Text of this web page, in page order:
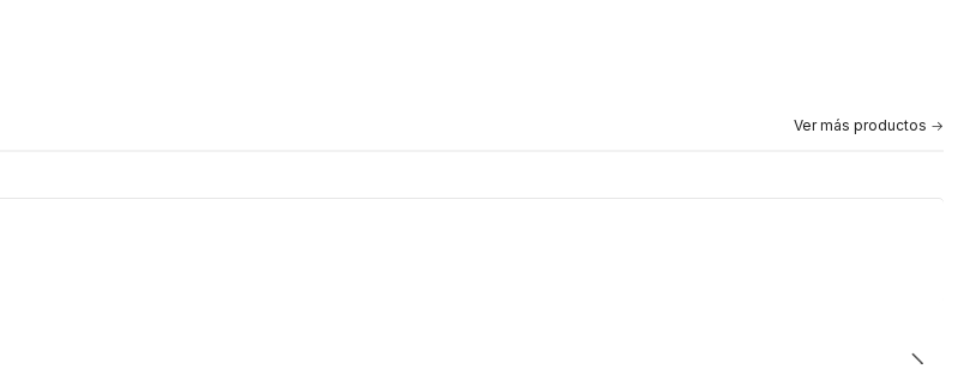
Ver más productos